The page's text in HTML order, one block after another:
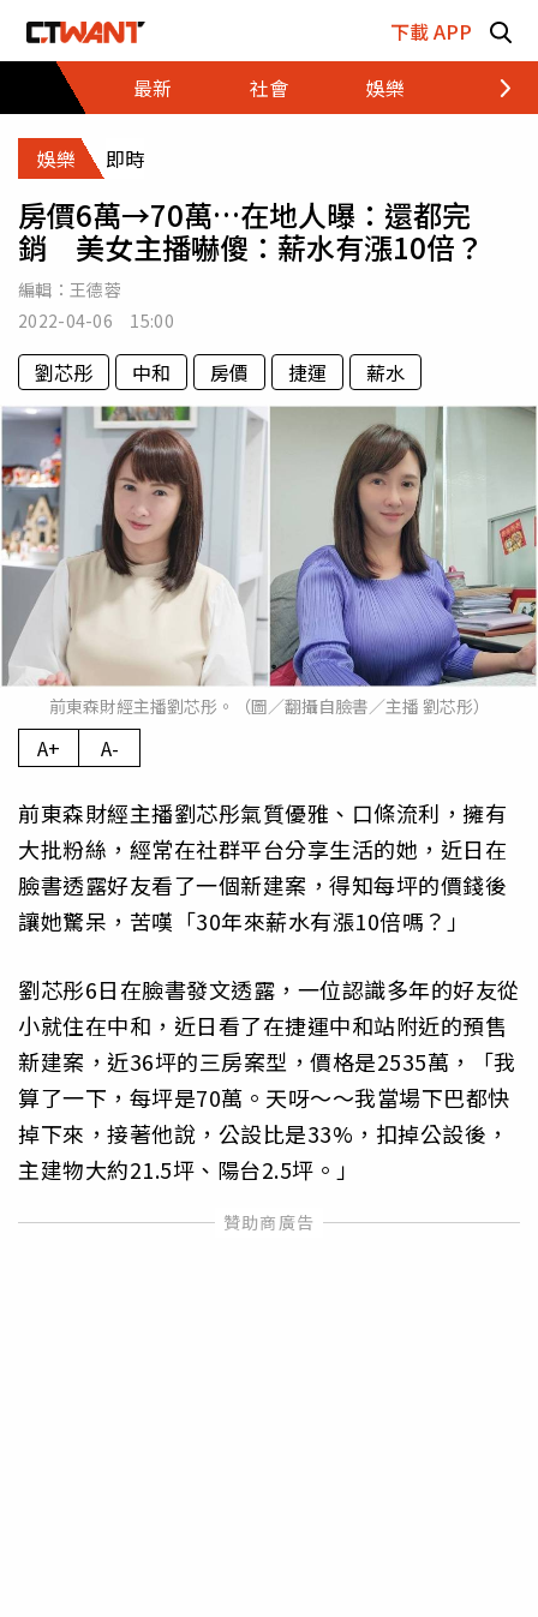
下載 APP
最新
社會 娛樂 財經
娛樂 即時
房價6萬→70萬…在地人曝：還都完
銷 美女主播嚇傻：薪水有漲10倍？
編輯： 王德蓉
2022-04-06 15:00
劉芯彤 中和 房價 捷運 薪水
前東森財經主播劉芯彤。（圖／翻攝自臉書／主播 劉芯彤）
A+ A-
前東森財經主播劉芯彤氣質優雅、口條流利，擁有
大批粉絲，經常在社群平台分享生活的她，近日在
臉書透露好友看了一個新建案，得知每坪的價錢後
讓她驚呆，苦嘆「30年來薪水有漲10倍嗎？」
劉芯彤6日在臉書發文透露，一位認識多年的好友從
小就住在中和，近日看了在捷運中和站附近的預售
新建案，近36坪的三房案型，價格是2535萬，「我
算了一下，每坪是70萬。天呀～～我當場下巴都快
掉下來，接著他說，公設比是33%，扣掉公設後，
主建物大約21.5坪、陽台2.5坪。」